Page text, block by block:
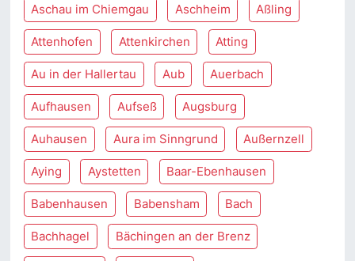
Aschau im Chiemgau Aschheim Aßling
Attenhofen Attenkirchen Atting
Au in der Hallertau Aub Auerbach
Aufhausen Aufseß Augsburg
Auhausen Aura im Sinngrund Außernzell
Aying Aystetten Baar-Ebenhausen
Babenhausen Babensham Bach
Bachhagel Bächingen an der Brenz